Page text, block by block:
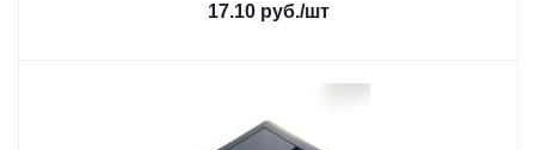
17.10 руб./шт